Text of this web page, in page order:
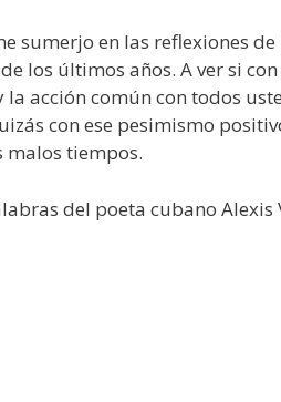
sumerjo en las reflexiones
los últimos años. A ver si
acción común con todos
con ese pesimismo
malos tiempos.
del poeta cubano Alexis